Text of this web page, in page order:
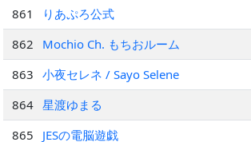
861
りあぷろ公式
862
Mochio Ch. もちおルーム
863
小夜セレネ / Sayo Selene
864 星渡ゆまる
865
JESの電脳遊戯